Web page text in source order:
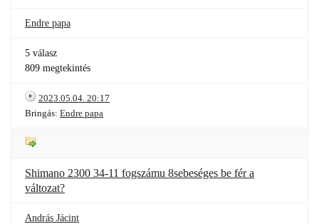
Endre papa
5 válasz
809 megtekintés
2023.05.04. 20:17
Bringás: Endre papa
Shimano 2300 34-11 fogszámu 8sebeséges be fér a
változat?
András Jácint